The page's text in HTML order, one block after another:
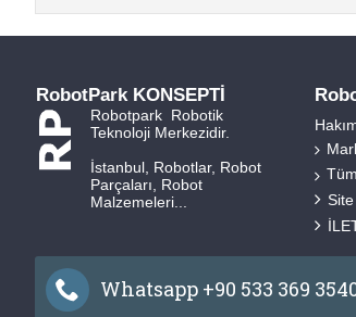
RobotPark KONSEPTİ
Robotpark Robotik
Teknoloji Merkezidir.
İstanbul, Robotlar, Robot
Parçaları, Robot
Malzemeleri...
Site
Whatsapp +90 533 369